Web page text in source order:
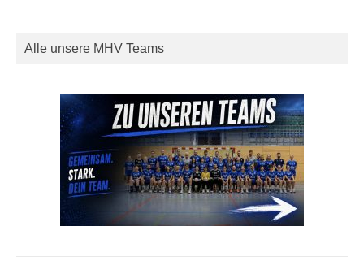
Alle unsere MHV Teams